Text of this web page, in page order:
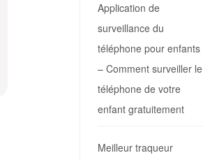
Application de
surveillance du
téléphone pour enfants
– Comment surveiller le
téléphone de votre
enfant gratuitement
Meilleur traqueur